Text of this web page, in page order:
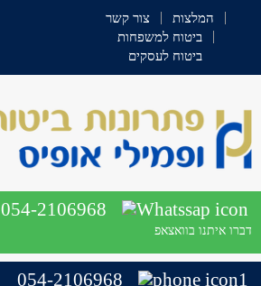
צור קשר
המלצות
ביטוח למשפחות
ביטוח לעסקים
054-2106968
דברו איתנו בוואצאפ
054-2106968